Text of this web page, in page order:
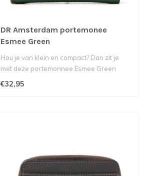
DR Amsterdam portemonee
Esmee Green
Hou je van klein en compact? Dan zit je
met deze portemonnee Esmee Green
goed...
€32,95